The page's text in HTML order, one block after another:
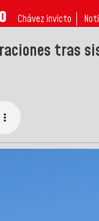
Chávez invicto
tras